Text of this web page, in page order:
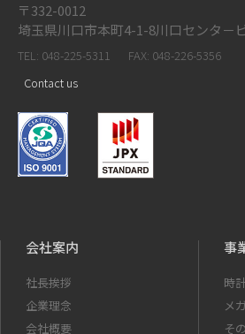
〒332-0012
埼玉県川口市本町4-1-8川口センタ－
TEL: 048-225-5311
FAX: 048-226-5356
Contact us
会社案内
社長挨拶
企業理念
会社概要
事
時
メ
そ